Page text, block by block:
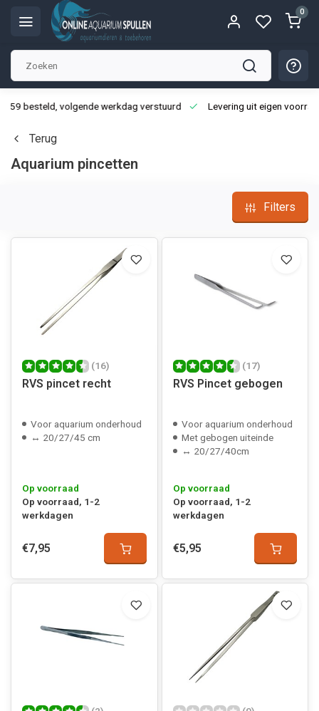
0
besteld, volgende werkdag verstuurd Levering uit eigen
Terug
Aquarium pincetten
Filters
(16)
RVS pincet recht
Voor aquarium onderhoud
↔ 20/27/45 cm
Op voorraad
Op voorraad, 1-2
werkdagen
€7,95
(17)
RVS Pincet gebogen
Voor aquarium onderhoud
Met gebogen uiteinde
↔ 20/27/40cm
Op voorraad
Op voorraad, 1-2
werkdagen
€5,95